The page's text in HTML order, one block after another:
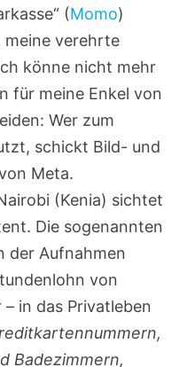
(Momo)
meine verehrte
könne nicht mehr
für meine Enkel von
Wer zum
schickt Bild- und
Meta.
(Kenia) sichtet
Die sogenannten
der Aufnahmen
von
in das Privatleben
Badezimmern,